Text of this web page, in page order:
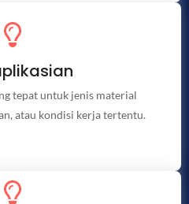
tepat untuk jenis material
atau kondisi kerja tertentu.
dan produk-produk
sehari-hari dan industri.